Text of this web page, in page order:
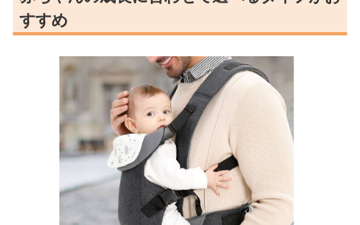
すすめ